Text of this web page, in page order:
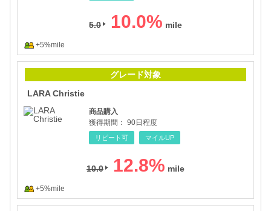
5.0 10.0%
+5%mile
グレード対象
LARA Christie
商品購入
獲得期間： 90日程度
リピート可 マイルUP
10.0 12.8%
+5%mile